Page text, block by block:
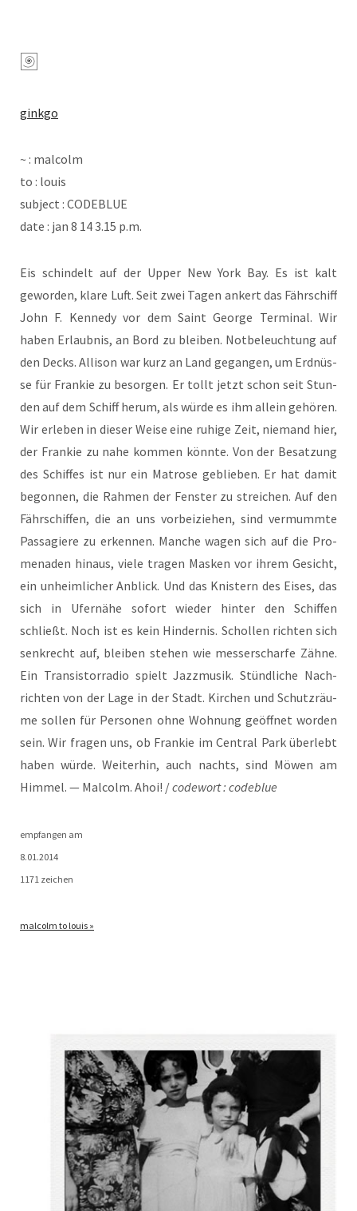
gink­go
~ : malcolm
to : louis
sub­ject : CODEBLUE
date : jan 8 14 3.15 p.m.
Eis schin­delt auf der Upper New York Bay. Es ist kalt
gewor­den, kla­re Luft. Seit zwei Tagen ankert das Fähr­schiff
John F. Ken­ne­dy vor dem Saint Geor­ge Ter­mi­nal. Wir
haben Erlaub­nis, an Bord zu blei­ben. Not­be­leuch­tung auf
den Decks. Alli­son war kurz an Land gegan­gen, um Erd­nüs­
se für Fran­kie zu besor­gen. Er tollt jetzt schon seit Stun­
den auf dem Schiff her­um, als wür­de es ihm allein gehö­ren.
Wir erle­ben in die­ser Wei­se eine ruhi­ge Zeit, nie­mand hier,
der Fran­kie zu nahe kom­men könn­te. Von der Besat­zung
des Schif­fes ist nur ein Matro­se geblie­ben. Er hat damit
begon­nen, die Rah­men der Fens­ter zu strei­chen. Auf den
Fähr­schif­fen, die an uns vor­bei­zie­hen, sind ver­mumm­te
Pas­sa­gie­re zu erken­nen. Man­che wagen sich auf die Pro­
me­na­den hin­aus, vie­le tra­gen Mas­ken vor ihrem Gesicht,
ein unheim­li­cher Anblick. Und das Knis­tern des Eises, das
sich in Ufer­nä­he sofort wie­der hin­ter den Schif­fen
schließt. Noch ist es kein Hin­der­nis. Schol­len rich­ten sich
senk­recht auf, blei­ben ste­hen wie mes­ser­schar­fe Zäh­ne.
Ein Tran­sis­tor­ra­dio spielt Jazz­mu­sik. Stünd­li­che Nach­
rich­ten von der Lage in der Stadt. Kir­chen und Schutz­räu­
me sol­len für Per­so­nen ohne Woh­nung geöff­net wor­den
sein. Wir fra­gen uns, ob Fran­kie im Cen­tral Park über­lebt
haben wür­de. Wei­ter­hin, auch nachts, sind Möwen am
Him­mel. — Mal­colm. Ahoi! /code­wort : codeblue
emp­fan­gen am
8.01.2014
1171 zeichen
mal­colm to louis »